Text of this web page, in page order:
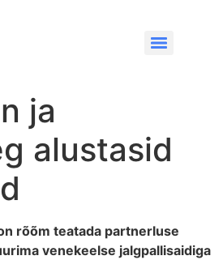
ja
alustasid
rõõm teatada partnerluse
venekeelse jalgpallisaidiga